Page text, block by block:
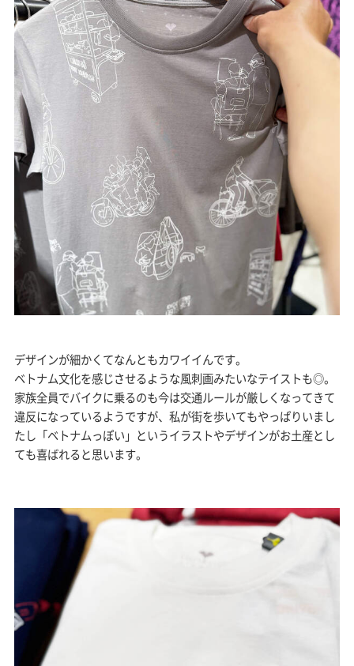
デザインが細かくてなんともカワイイんです。
ベトナム文化を感じさせるような風刺画みたいなテイストも◎。
家族全員でバイクに乗るのも今は交通ルールが厳しくなってきて
違反になっているようですが、私が街を歩いてもやっぱりいまし
たし「ベトナムっぽい」というイラストやデザインがお土産とし
ても喜ばれると思います。